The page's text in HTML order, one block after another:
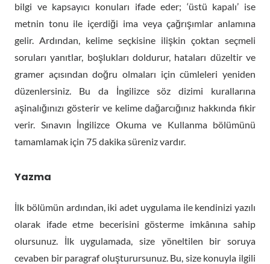
bilgi ve kapsayıcı konuları ifade eder; ‘üstü kapalı’ ise
metnin tonu ile içerdiği ima veya çağrışımlar anlamına
gelir. Ardından, kelime seçkisine ilişkin çoktan seçmeli
soruları yanıtlar, boşlukları doldurur, hataları düzeltir ve
gramer açısından doğru olmaları için cümleleri yeniden
düzenlersiniz. Bu da İngilizce söz dizimi kurallarına
aşinalığınızı gösterir ve kelime dağarcığınız hakkında fikir
verir. Sınavın İngilizce Okuma ve Kullanma bölümünü
tamamlamak için 75 dakika süreniz vardır.
Yazma
İlk bölümün ardından, iki adet uygulama ile kendinizi yazılı
olarak ifade etme becerisini gösterme imkânına sahip
olursunuz. İlk uygulamada, size yöneltilen bir soruya
cevaben bir paragraf oluşturursunuz. Bu, size konuyla ilgili